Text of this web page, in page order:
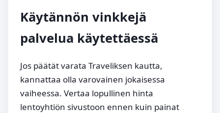
Käytännön vinkkejä
palvelua käytettäessä
Jos päätät varata Traveliksen kautta,
kannattaa olla varovainen jokaisessa
vaiheessa. Vertaa lopullinen hinta
lentoyhtiön sivustoon ennen kuin painat